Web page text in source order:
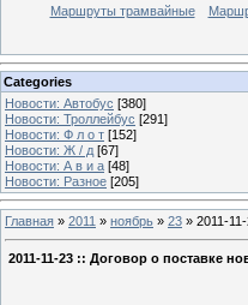
Маршруты трамвайные
Categories
Новости: Автобус [380]
Новости: Троллейбус [291]
Новости: Ф л о т [152]
Новости: Ж / д [67]
Новости: А в и а [48]
Новости: Разное [205]
Главная » 2011 » ноябрь » 23 » 2011-
2011-11-23 :: Договор о поставке